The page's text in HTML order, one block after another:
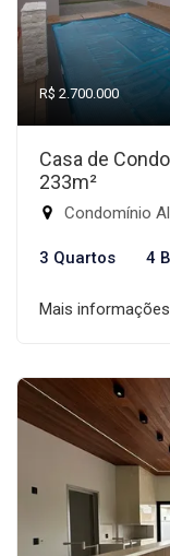
R$ 2.700.000
Casa de
233m²
Condomínio
3 Quartos 4
Mais informações